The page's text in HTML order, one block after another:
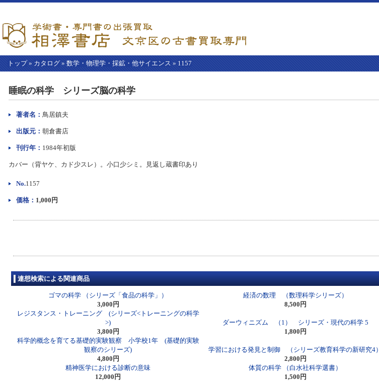
トップ» カタログ » 数学・物理学・採鉱・他サイエンス » 1157
本
睡眠の科学 シリーズ脳の科学
著者名： 鳥居鎮夫
出版元： 朝倉書店
刊行年： 1984年初版
カバー（背ヤケ、カド少スレ）。小口少シミ。見返し蔵書印あり
No.1157
価格： 1,000円
連想検索による関連商品
ゴマの科学 （シリーズ「食品の科学」）
3,000円
経済の数理 （数理科学シリーズ）
8,500円
レジスタンス・トレーニング (シリーズ<トレーニングの科学
>)
3,800円
ダーウィニズム （1） シリーズ・現代の科学 5
1,800円
科学的概念を育てる基礎的実験観察 小学校1年 (基礎的実験
観察のシリーズ)
4,800円
学習における発見と制御 （シリーズ教育科学の新研究4）
2,800円
精神医学における診断の意味
12,000円
体質の科学 （白水社科学選書）
1,500円